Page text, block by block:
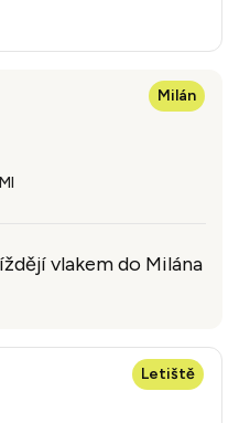
Milán
vlakem do Milána
Letiště